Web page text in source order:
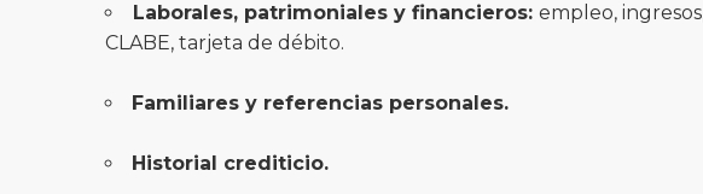
Laborales, patrimoniales y financieros: empleo,
CLABE, tarjeta de débito.
Familiares y referencias personales.
Historial crediticio.